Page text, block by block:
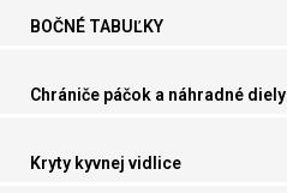
BOČNÉ TABUĽKY
Chrániče páčok a náhradné diely
Kryty kyvnej vidlice